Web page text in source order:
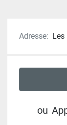
Adresse: Les
ou